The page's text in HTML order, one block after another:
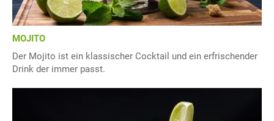
MOJITO
Der Mojito ist ein klassischer Cocktail und ein erfrischender
Drink der immer passt.